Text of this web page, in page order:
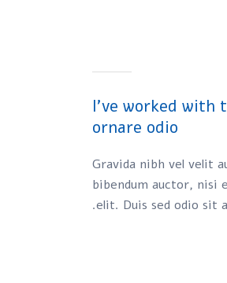
I’ve worked with
ornare odio
Gravida nibh vel velit
bibendum auctor, nisi
elit. Duis sed odio sit